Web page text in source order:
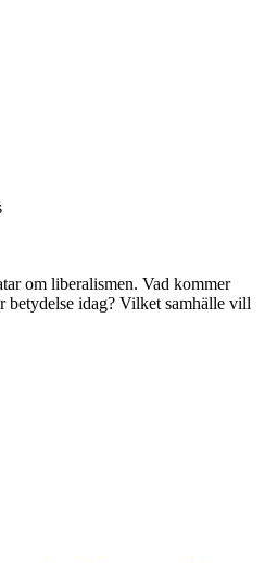
om liberalismen. Vad kommer
betydelse idag? Vilket samhälle vill